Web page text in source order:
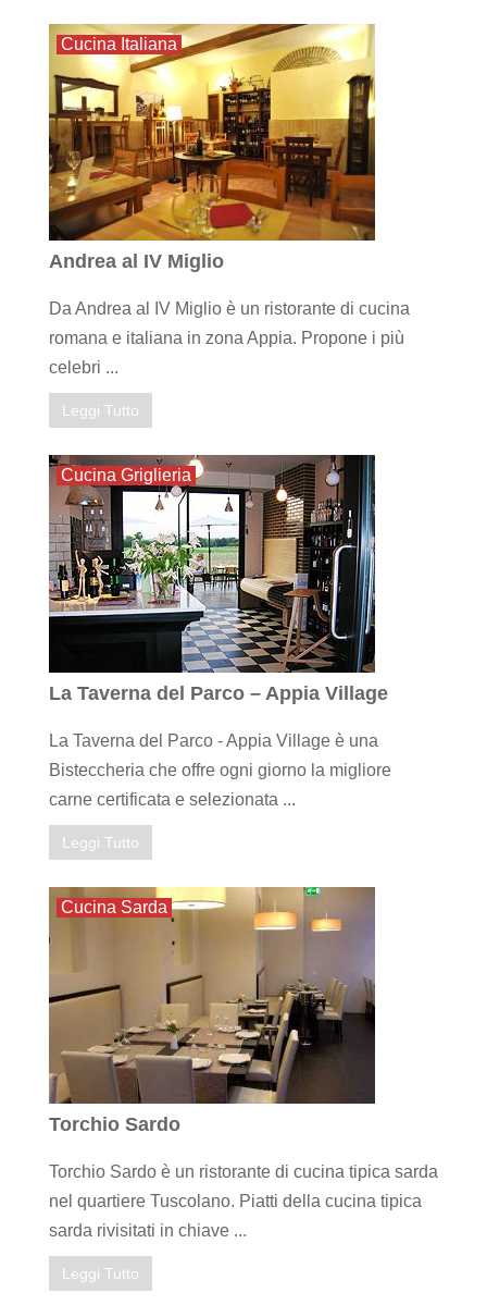
Cucina Italiana
Andrea al IV Miglio
Da Andrea al IV Miglio è un ristorante di cucina
romana e italiana in zona Appia. Propone i più
celebri ...
Leggi Tutto
Cucina Griglieria
La Taverna del Parco – Appia Village
La Taverna del Parco - Appia Village è una
Bisteccheria che offre ogni giorno la migliore
carne certificata e selezionata ...
Leggi Tutto
Cucina Sarda
Torchio Sardo
Torchio Sardo è un ristorante di cucina tipica sarda
nel quartiere Tuscolano. Piatti della cucina tipica
sarda rivisitati in chiave ...
Leggi Tutto